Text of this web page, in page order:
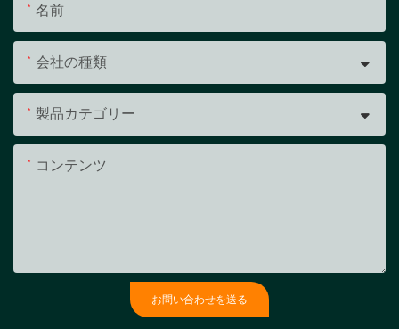
名前
会社の種類
製品カテゴリー
コンテンツ
お問い合わせを送る